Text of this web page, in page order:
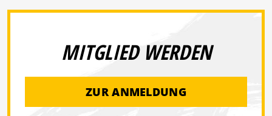
MITGLIED WERDEN
ZUR ANMELDUNG